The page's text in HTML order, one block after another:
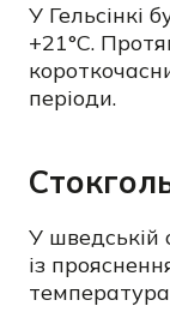
У Гельсінкі
+21°C.
періоди.
У шведській
із